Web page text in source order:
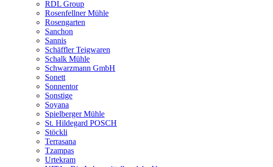
RDL Group
Rosenfellner Mühle
Rosengarten
Sanchon
Sannis
Schäffler Teigwaren
Schalk Mühle
Schwarzmann GmbH
Sonett
Sonnentor
Sonstige
Soyana
Spielberger Mühle
St. Hildegard POSCH
Stöckli
Terrasana
Tzampas
Urtekram